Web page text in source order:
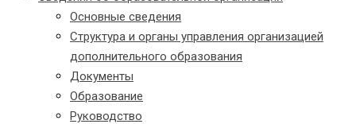
Основные сведения
Структура и органы управления организацией
дополнительного образования
Документы
Образование
Руководство